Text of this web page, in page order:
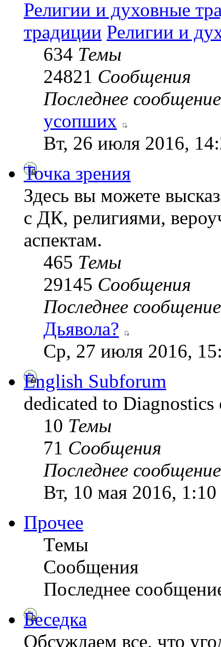
Религии и духовные
традиции Религии и
634 Темы
24821 Сообщения
Последнее сообщение
усопших
Вт, 26 июля 2016,
Точка зрения
Здесь вы можете
с ДК, религиями,
аспектам.
465 Темы
29145 Сообщения
Последнее сообщение
Дьявола?
Ср, 27 июля 2016,
English Subforum
dedicated to
10 Темы
71 Сообщения
Последнее сообщение
Вт, 10 мая 2016, 1:10
Прочее
Темы
Сообщения
Последнее
Беседка
Обсуждаем все, что